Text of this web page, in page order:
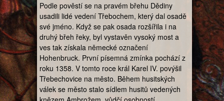
Podle pověstí se na pravém břehu Dědiny
usadili lidé vedení Třebochem, který dal osadě
své jméno. Když se pak osada rozšířila i na
druhý břeh řeky, byl vystavěn vysoký most a
ves tak získala německé označení
Hohenbruck. První písemná zmínka pochází z
roku 1358. V tomto roce král Karel IV. povýšil
Třebechovice na město. Během husitských
válek se město stalo sídlem husitů vedených